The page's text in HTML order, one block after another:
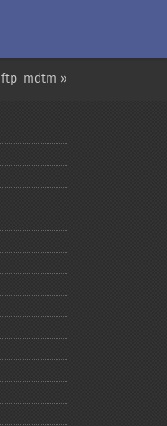
ftp_mdtm »